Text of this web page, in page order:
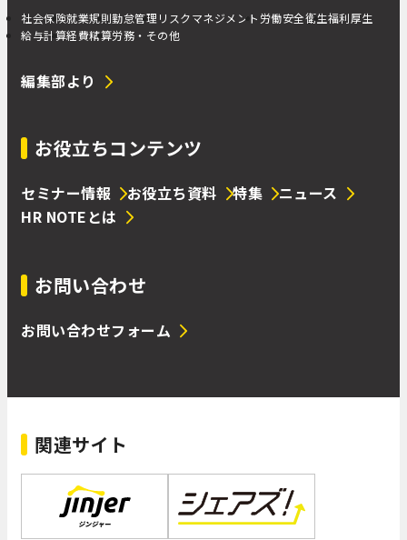
社会保険就業規則勤怠管理 リスクマネジメント 労働安全衛生福利厚生
給与計算経費精算労務・その他
編集部より
お役立ちコンテンツ
セミナー情報 お役立ち資料 特集
ニュース
HR NOTEとは
お問い合わせ
お問い合わせフォーム
関連サイト